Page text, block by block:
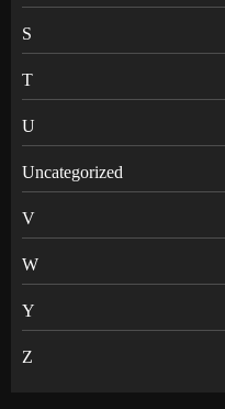
S
T
U
Uncategorized
V
W
Y
Z